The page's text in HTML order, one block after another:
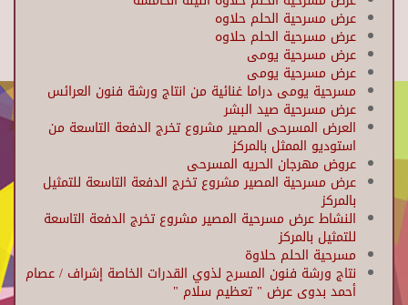
عرض مسرحية الحلم حلاوه
عرض مسرحية الحلم حلاوه
عرض مسرحية يومى
عرض مسرحية يومى
مسرحية يومى دراما غنائية من انتاج ورشة فنون العرائس
عرض مسرحية صيد البشر
العرض المسرحى المصير مشروع تخرج الدفعة التاسعة من
استوديو الممثل بالمركز
عروض مهرجان الحريه المسرحى
عرض مسرحية المصير مشروع تخرج الدفعة التاسعة للتمثيل
بالمركز
النشاط عرض مسرحية المصير مشروع تخرج الدفعة التاسعة
للتمثيل بالمركز
مسرحية الحلم حلاوة
نتاج ورشة فنون المسرح لذوي القدرات الخاصة إشراف / عصام
أحمد بدوى عرض " تعظيم سلام "